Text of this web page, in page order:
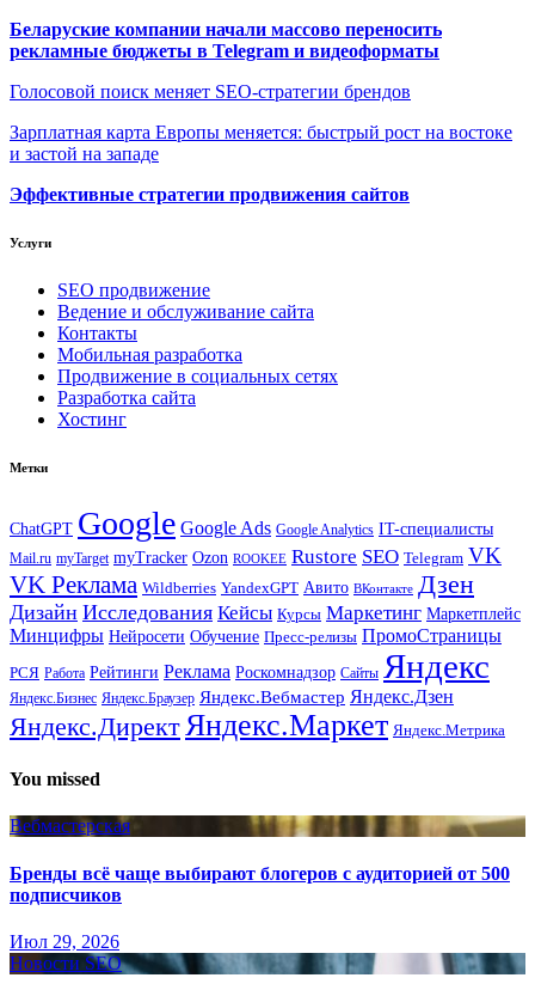
Беларуские компании начали массово переносить
рекламные бюджеты в Telegram и видеоформаты
Голосовой поиск меняет SEO-стратегии брендов
Зарплатная карта Европы меняется: быстрый рост на востоке
и застой на западе
Эффективные стратегии продвижения сайтов
Услуги
SEO продвижение
Ведение и обслуживание сайта
Контакты
Мобильная разработка
Продвижение в социальных сетях
Разработка сайта
Хостинг
Метки
ChatGPT Google Google Ads Google Analytics IT-специалисты
Mail.ru myTarget myTracker Ozon ROOKEE Rustore SEO Telegram VK
VK Реклама Wildberries YandexGPT Авито ВКонтакте Дзен
Дизайн Исследования Кейсы Курсы Маркетинг Маркетплейс
Минцифры Нейросети Обучение Пресс-релизы ПромоСтраницы
РСЯ Работа Рейтинги Реклама Роскомнадзор Сайты Яндекс
Яндекс.Бизнес Яндекс.Браузер Яндекс.Вебмастер Яндекс.Дзен
Яндекс.ДиректЯндекс.Маркет Яндекс.Метрика
You missed
Вебмастерская
Бренды всё чаще выбирают блогеров с аудиторией от 500
подписчиков
Июл 29, 2026
Новости SEO